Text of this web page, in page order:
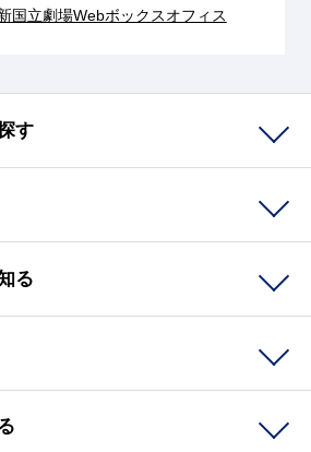
国立劇場Webボックスオフィス
す
る